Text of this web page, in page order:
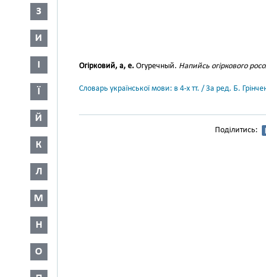
З
И
І
Ї
Й
К
Л
М
Н
О
Огірковий, а, е. Огуречный. Напийсь огіркового
Словарь української мови: в 4-х тт. / За ред. Б.
Поділитись: